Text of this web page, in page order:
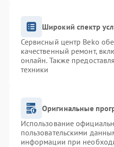
Широкий спектр
Сервисный центр Beko
качественный ремонт,
онлайн. Также
техники
Оригинальные
Использование
пользовательскими
информации при